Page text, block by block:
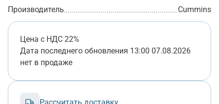
Производитель
Cummins
Цена с НДС 22%
Дата последнего обновления 13:00 07.08.2026
нет в продаже